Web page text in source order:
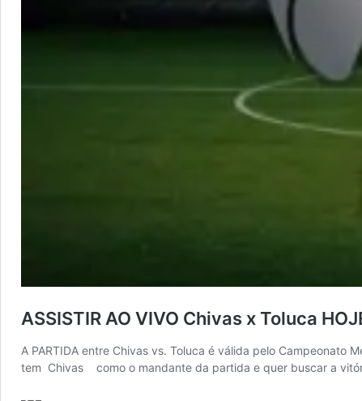
ASSISTIR AO VIVO Chivas x Toluca
A PARTIDA entre Chivas vs. Toluca é válida pelo Campeonato
tem Chivas como o mandante da partida e quer buscar a